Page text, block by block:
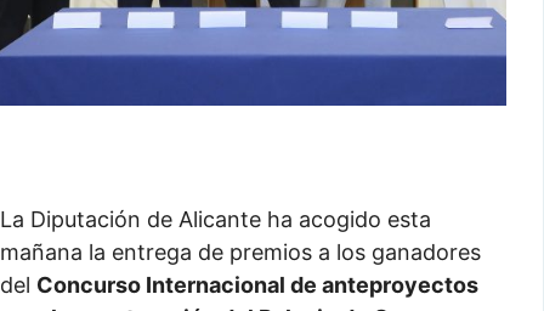
La Diputación de Alicante ha acogido esta
mañana la entrega de premios a los ganadores
del Concurso Internacional de anteproyectos